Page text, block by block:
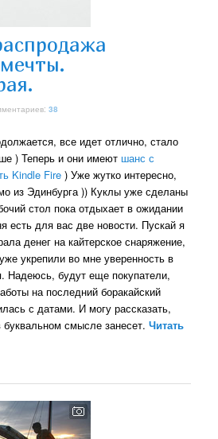
38
все идет отлично, стало
) Теперь и они имеют шанс с
Kindle Fire ) Уже жутко интересно,
из Эдинбурга )) Куклы уже сделаны
стол пока отдыхает в ожидании
есть для вас две новости. Пускай я
денег на кайтерское снаряжение,
укрепили во мне уверенность в
Надеюсь, будут еще покупатели,
на последний боракайский
с датами. И могу рассказать,
буквальном смысле занесет.Читать